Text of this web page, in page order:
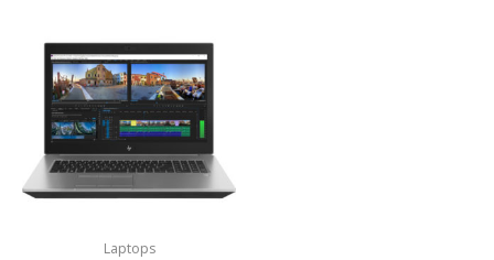
Laptops